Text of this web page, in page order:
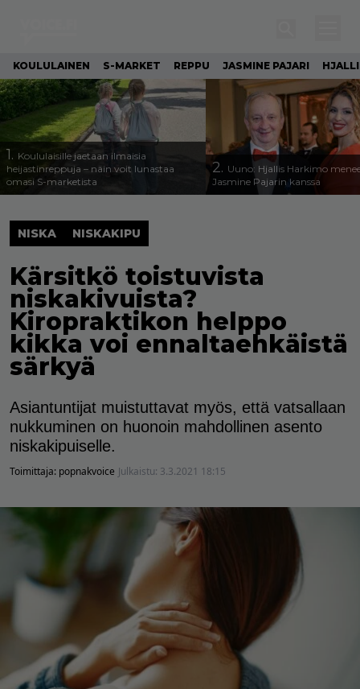
KOULULAINEN S-MARKET REPPU JASMINE PAJARI
1. Koululaisille jaetaan ilmaisia
heijastinreppuja – näin voit lunastaa
omasi S-marketista
2. Uuno: Hjallis Harkimo
Jasmine Pajarin kanssa
NISKA NISKAKIPU
Kärsitkö toistuvista
niskakivuista?
Kiropraktikon helppo
kikka voi ennaltaehkäistä
särkyä
Asiantuntijat muistuttavat myös, että vatsallaan
nukkuminen on huonoin mahdollinen asento
niskakipuiselle.
Toimittaja: popnakvoice Julkaistu: 3.3.2021 18:15